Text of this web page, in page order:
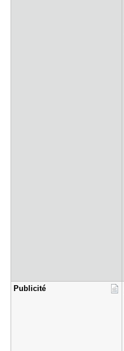
Publicité